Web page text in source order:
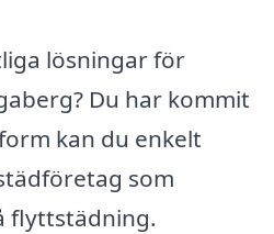
lösningar för
Du har kommit
kan du enkelt
som
flyttstädning.